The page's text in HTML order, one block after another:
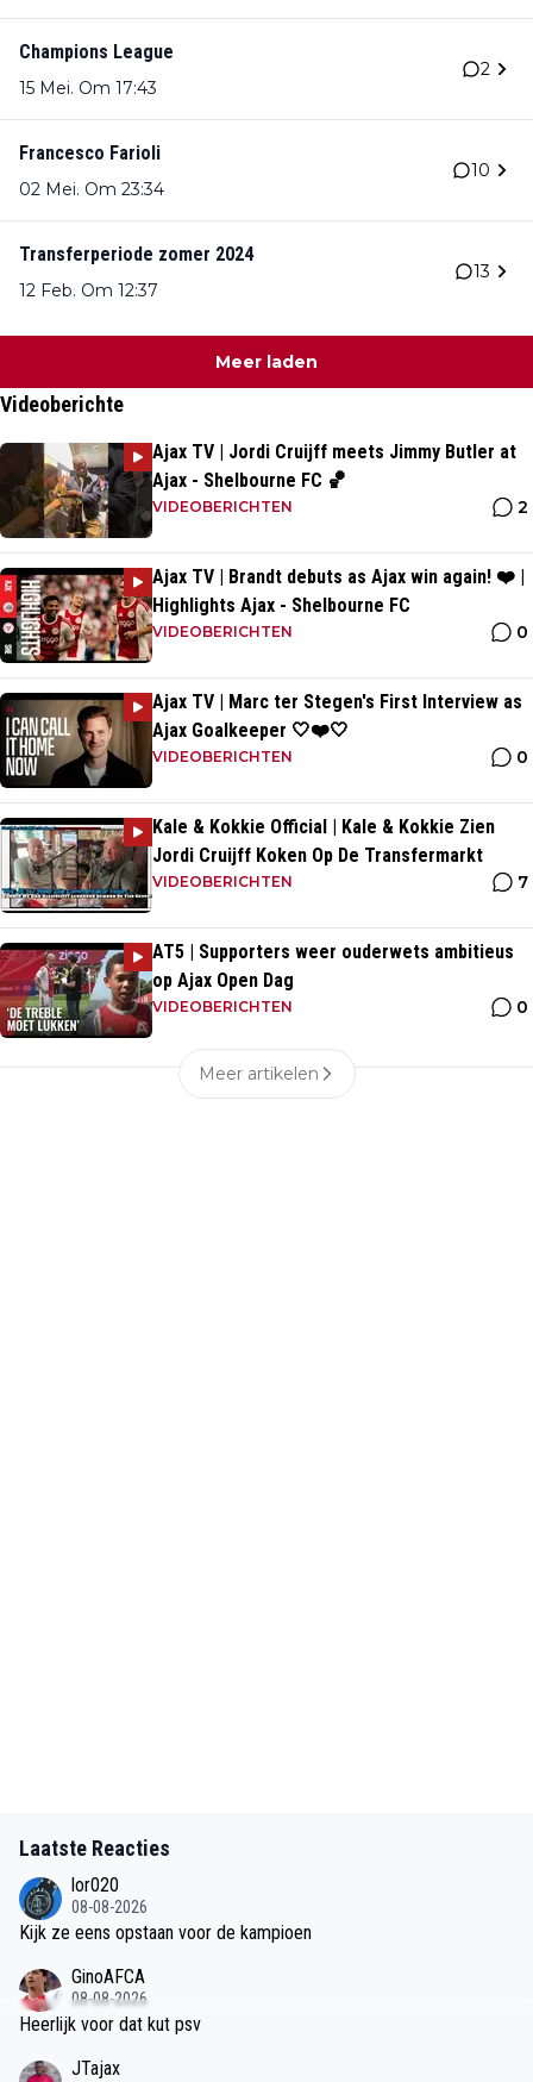
Champions League
15 Mei. Om 17:43
2
Francesco Farioli
02 Mei. Om 23:34
10
Transferperiode zomer 2024
12 Feb. Om 12:37
13
Meer laden
Videoberichte
Ajax TV | Jordi Cruijff meets Jimmy Butler at
Ajax - Shelbourne FC 🏀
VIDEOBERICHTEN 2
Ajax TV | Brandt debuts as Ajax win again! ❤️ |
Highlights Ajax - Shelbourne FC
VIDEOBERICHTEN 0
Ajax TV | Marc ter Stegen's First Interview as
Ajax Goalkeeper 🤍❤️🤍
VIDEOBERICHTEN 0
Kale & Kokkie Official | Kale & Kokkie Zien
Jordi Cruijff Koken Op De Transfermarkt
VIDEOBERICHTEN 7
AT5 | Supporters weer ouderwets ambitieus
op Ajax Open Dag
VIDEOBERICHTEN 0
Meer artikelen
Laatste Reacties
lor020
08-08-2026
Kijk ze eens opstaan voor de kampioen
GinoAFCA
08-08-2026
Heerlijk voor dat kut psv
JTajax